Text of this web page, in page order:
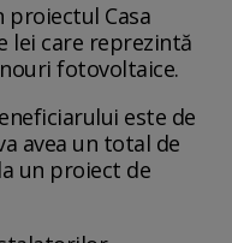
proiectul Casa
lei care reprezintă
fotovoltaice.
este de
avea un total de
un proiect de